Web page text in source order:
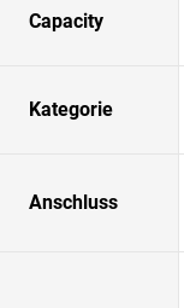
Capacity
Kategorie
Anschluss